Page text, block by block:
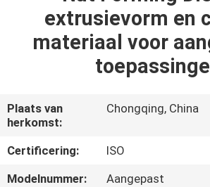
PRODUCTEN
ONGEVEER
ONS
FABRIEKSREIS
extrusievorm en
materiaal voor
Plaats van
herkomst:
Chongqing, China
Certificering:
ISO
Modelnummer:
Aangepast